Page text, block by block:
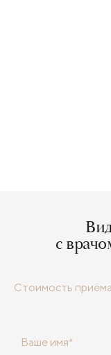
с
Стоимость
Ваше имя*